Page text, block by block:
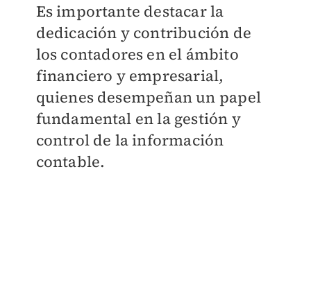
Es importante destacar la
dedicación y contribución de
los contadores en el ámbito
financiero y empresarial,
quienes desempeñan un papel
fundamental en la gestión y
control de la información
contable.